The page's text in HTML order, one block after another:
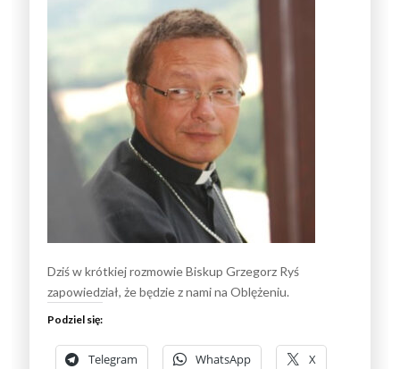
Dziś w krótkiej rozmowie Biskup Grzegorz Ryś
zapowiedział, że będzie z nami na Oblężeniu.
Podziel się:
Telegram WhatsApp X